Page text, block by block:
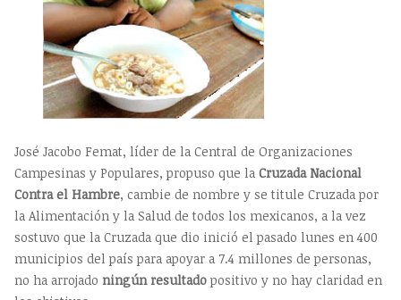
José Jacobo Femat, líder de la Central de Organizaciones
Campesinas y Populares, propuso que la Cruzada Nacional
Contra el Hambre, cambie de nombre y se titule Cruzada por
la Alimentación y la Salud de todos los mexicanos, a la vez
sostuvo que la Cruzada que dio inició el pasado lunes en 400
municipios del país para apoyar a 7.4 millones de personas,
no ha arrojado ningún resultado positivo y no hay claridad en